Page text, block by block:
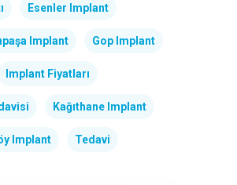
Esenler Implant
Implant Gop Implant
Implant Fiyatları
Kağıthane Implant
Implant Tedavi